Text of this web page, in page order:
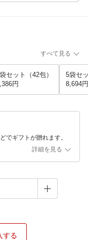
すべて見る
セット（42包）
円
5袋セ
8,694円
でギフトが贈れます。
詳細を見る
する